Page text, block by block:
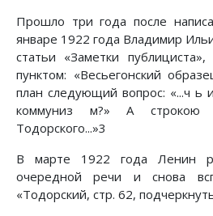
Прошло три года после
январе 1922 года Владимир
статьи «Заметки
пунктом: «Весьегонский
план следующий вопрос: «...ч ь
коммуниз м?» А строкою
Тодорского...»3
В марте 1922 года Ленин
очередной речи и снова
«Тодорский, стр. 62,